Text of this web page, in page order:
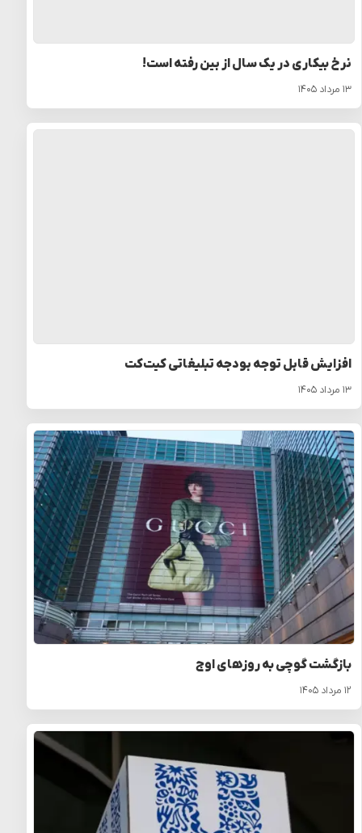
نرخ بیکاری در یک سال از بین رفته است!
۱۳ مرداد ۱۴۰۵
افزایش قابل توجه بودجه تبلیغاتی کیت‌کت
۱۳ مرداد ۱۴۰۵
بازگشت گوچی به روزهای اوج
۱۲ مرداد ۱۴۰۵